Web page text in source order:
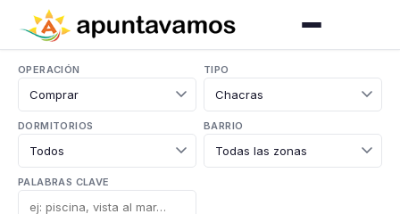
OPERACIÓN TIPO
DORMITORIOS BARRIO
PALABRAS CLAVE